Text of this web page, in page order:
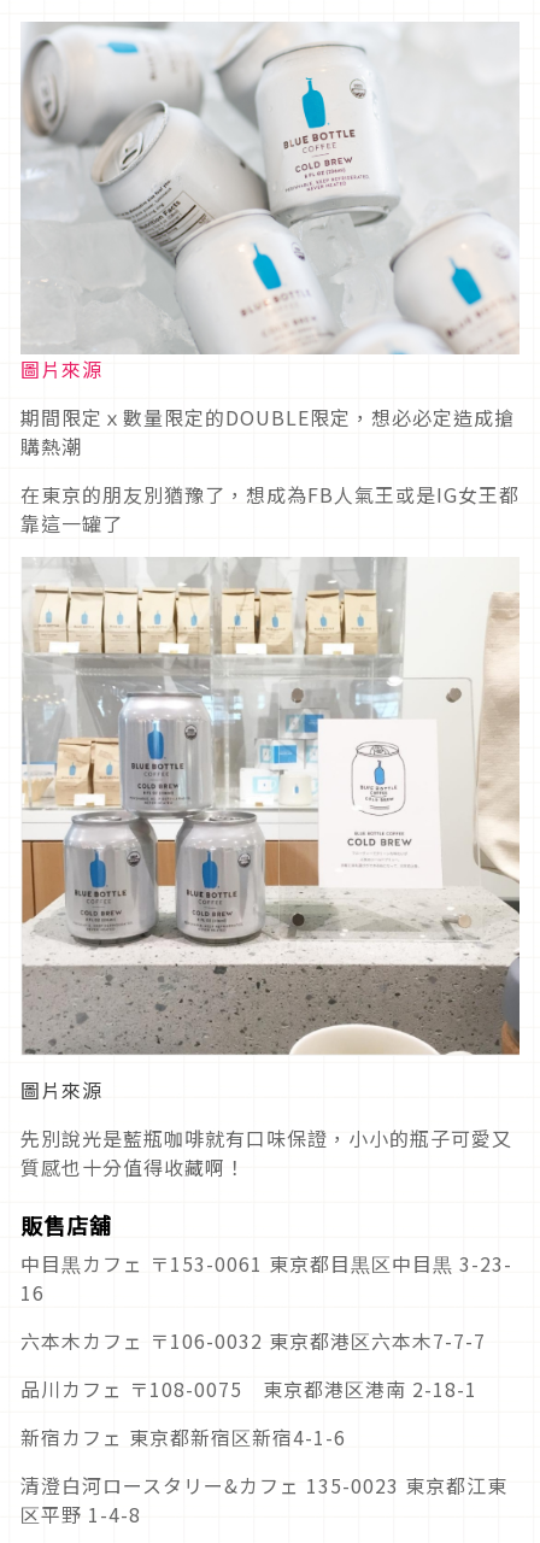
圖片來源
期間限定ｘ數量限定的DOUBLE限定，想必必定造成搶
購熱潮
在東京的朋友別猶豫了，想成為FB人氣王或是IG女王都
靠這一罐了
圖片來源
先別說光是藍瓶咖啡就有口味保證，小小的瓶子可愛又
質感也十分值得收藏啊！
販售店舖
中目黒カフェ 〒153-0061 東京都目黒区中目黒 3-23-
16
六本木カフェ 〒106-0032 東京都港区六本木7-7-7
品川カフェ 〒108-0075 東京都港区港南 2-18-1
新宿カフェ 東京都新宿区新宿4-1-6
清澄白河ロースタリー&カフェ 135-0023 東京都江東
区平野 1-4-8